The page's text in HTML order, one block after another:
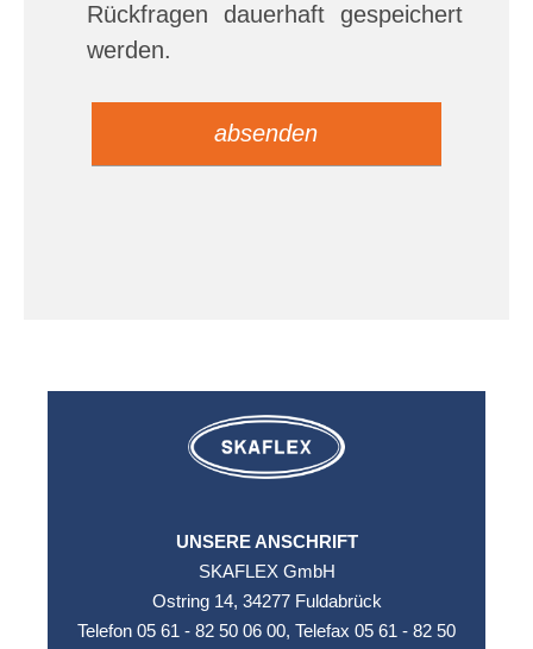
Rückfragen dauerhaft gespeichert
werden.
dieses
dieses
UNSERE ANSCHRIFT
SKAFLEX GmbH
Ostring 14, 34277 Fuldabrück
Telefon 05 61 - 82 50 06 00, Telefax 05 61 - 82 50